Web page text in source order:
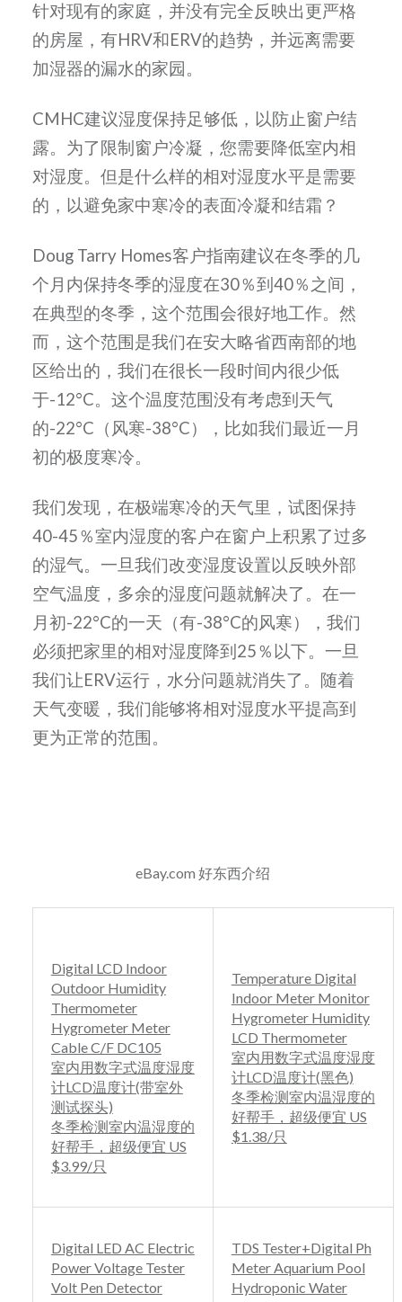
针对现有的家庭，并没有完全反映出更严格
的房屋，有HRV和ERV的趋势，并远离需要
加湿器的漏水的家园。
CMHC建议湿度保持足够低，以防止窗户结
露。为了限制窗户冷凝，您需要降低室内相
对湿度。但是什么样的相对湿度水平是需要
的，以避免家中寒冷的表面冷凝和结霜？
Doug Tarry Homes客户指南建议在冬季的几
个月内保持冬季的湿度在30％到40％之间，
在典型的冬季，这个范围会很好地工作。然
而，这个范围是我们在安大略省西南部的地
区给出的，我们在很长一段时间内很少低
于-12°C。这个温度范围没有考虑到天气
的-22°C（风寒-38°C），比如我们最近一月
初的极度寒冷。
我们发现，在极端寒冷的天气里，试图保持
40-45％室内湿度的客户在窗户上积累了过多
的湿气。一旦我们改变湿度设置以反映外部
空气温度，多余的湿度问题就解决了。在一
月初-22°C的一天（有-38°C的风寒），我们
必须把家里的相对湿度降到25％以下。一旦
我们让ERV运行，水分问题就消失了。随着
天气变暖，我们能够将相对湿度水平提高到
更为正常的范围。
eBay.com 好东西介绍
Digital LCD Indoor
Outdoor Humidity
Thermometer
Hygrometer Meter
Cable C/F DC105
室内用数字式温度湿度
计LCD温度计(带室外
测试探头)
冬季检测室内温湿度的
好帮手，超级便宜 US
$3.99/只
Temperature Digital
Indoor Meter Monitor
Hygrometer Humidity
LCD Thermometer
室内用数字式温度湿度
计LCD温度计(黑色)
冬季检测室内温湿度的
好帮手，超级便宜 US
$1.38/只
Digital LED AC Electric
Power Voltage Tester
Volt Pen Detector
TDS Tester+Digital Ph
Meter Aquarium Pool
Hydroponic Water